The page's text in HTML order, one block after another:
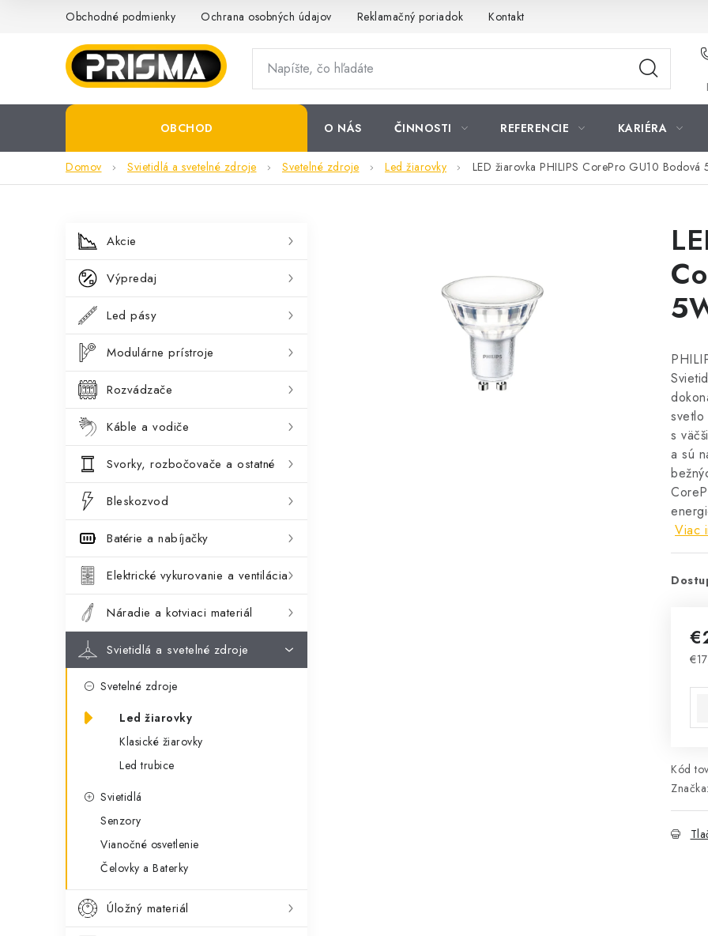
Obchodné podmienky Ochrana osobných údajov Reklamačný poriadok Kontakt
OBCHOD O NÁS ČINNOSTI REFERENCIE KARIÉRA
Domov Svietidlá a svetelné zdroje Svetelné zdroje Led žiarovky LED žiarovka PHILIPS CorePro GU10 Bodová
B
o
č
n
p
a
n
e
Preskočiť
kategórie
K
a
g
ó
i
e
Akcie
Výpredaj
Led pásy
Modulárne prístroje
Rozvádzače
Káble a vodiče
Svorky, rozbočovače a ostatné
Bleskozvod
Batérie a nabíjačky
Elektrické vykurovanie a ventilácia
Náradie a kotviaci materiál
Svietidlá a svetelné zdroje
Svetelné zdroje
Led žiarovky
Klasické žiarovky
Led trubice
Svietidlá
Senzory
Vianočné osvetlenie
Čelovky a Baterky
Úložný materiál
svetlo
s
a sú
Viac
Kód